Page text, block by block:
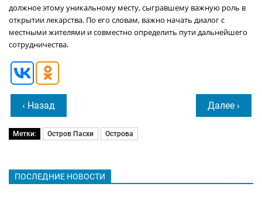
должное этому уникальному месту, сыгравшему важную роль в
открытии лекарства. По его словам, важно начать диалог с
местными жителями и совместно определить пути дальнейшего
сотрудничества.
‹ Назад Далее ›
Метки: Остров Пасхи Острова
ПОСЛЕДНИЕ НОВОСТИ